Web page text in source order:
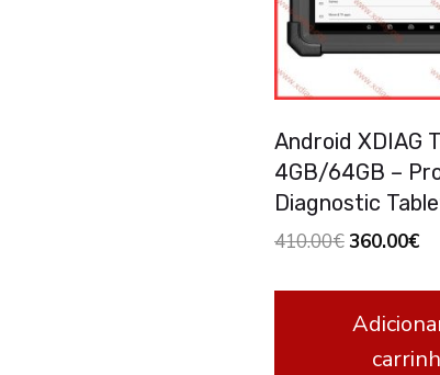
Android XDIAG
4GB/64GB –
Diagnostic
410.00€Original
410.00€.
360.00€